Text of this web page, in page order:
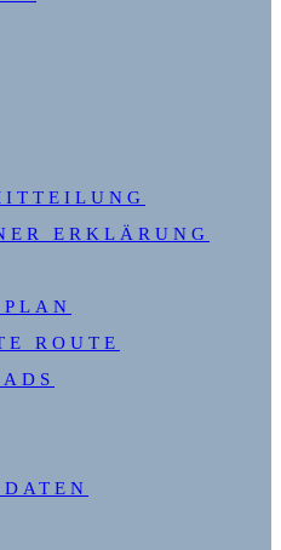
ERKLÄRUNG
ROUTE